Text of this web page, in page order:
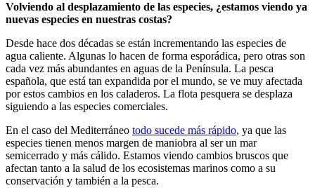
Volviendo al desplazamiento de las especies, ¿estamos viendo ya
nuevas especies en nuestras costas?
Desde hace dos décadas se están incrementando las especies de
agua caliente. Algunas lo hacen de forma esporádica, pero otras son
cada vez más abundantes en aguas de la Península. La pesca
española, que está tan expandida por el mundo, se ve muy afectada
por estos cambios en los caladeros. La flota pesquera se desplaza
siguiendo a las especies comerciales.
En el caso del Mediterráneo todo sucede más rápido, ya que las
especies tienen menos margen de maniobra al ser un mar
semicerrado y más cálido. Estamos viendo cambios bruscos que
afectan tanto a la salud de los ecosistemas marinos como a su
conservación y también a la pesca.